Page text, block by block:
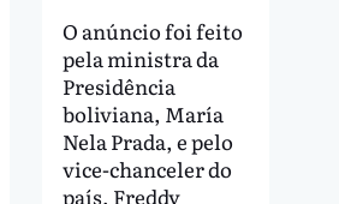
O anúncio foi feito
pela ministra da
Presidência
boliviana, María
Nela Prada, e pelo
vice-chanceler do
país, Freddy